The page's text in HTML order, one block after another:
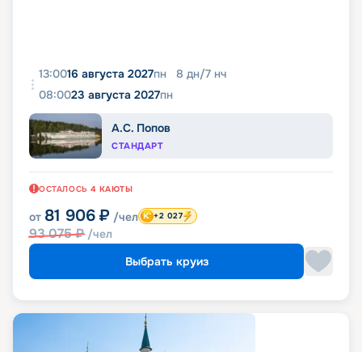
13:0016 августа 2027пн 8 дн/7 нч
08:0023 августа 2027пн
А.С. Попов
СТАНДАРТ
ОСТАЛОСЬ 4 КАЮТЫ
от 81 906 ₽ /чел
93 075₽ /чел
+2 027
Выбрать круиз